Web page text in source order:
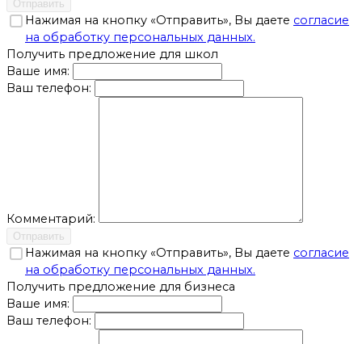
Отправить
Нажимая на кнопку «Отправить», Вы даете согласие
на обработку персональных данных.
Получить предложение для школ
Ваше имя:
Ваш телефон:
Комментарий:
Отправить
Нажимая на кнопку «Отправить», Вы даете согласие
на обработку персональных данных.
Получить предложение для бизнеса
Ваше имя:
Ваш телефон: